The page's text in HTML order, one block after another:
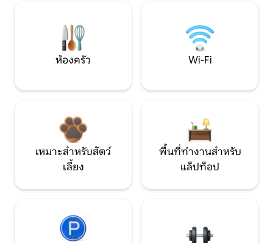
ห้องครัว Wi-Fi
เหมาะสำหรับสัตว์
เลี้ยง
พื้นที่ทำงานสำหรับ
แล็ปท็อป